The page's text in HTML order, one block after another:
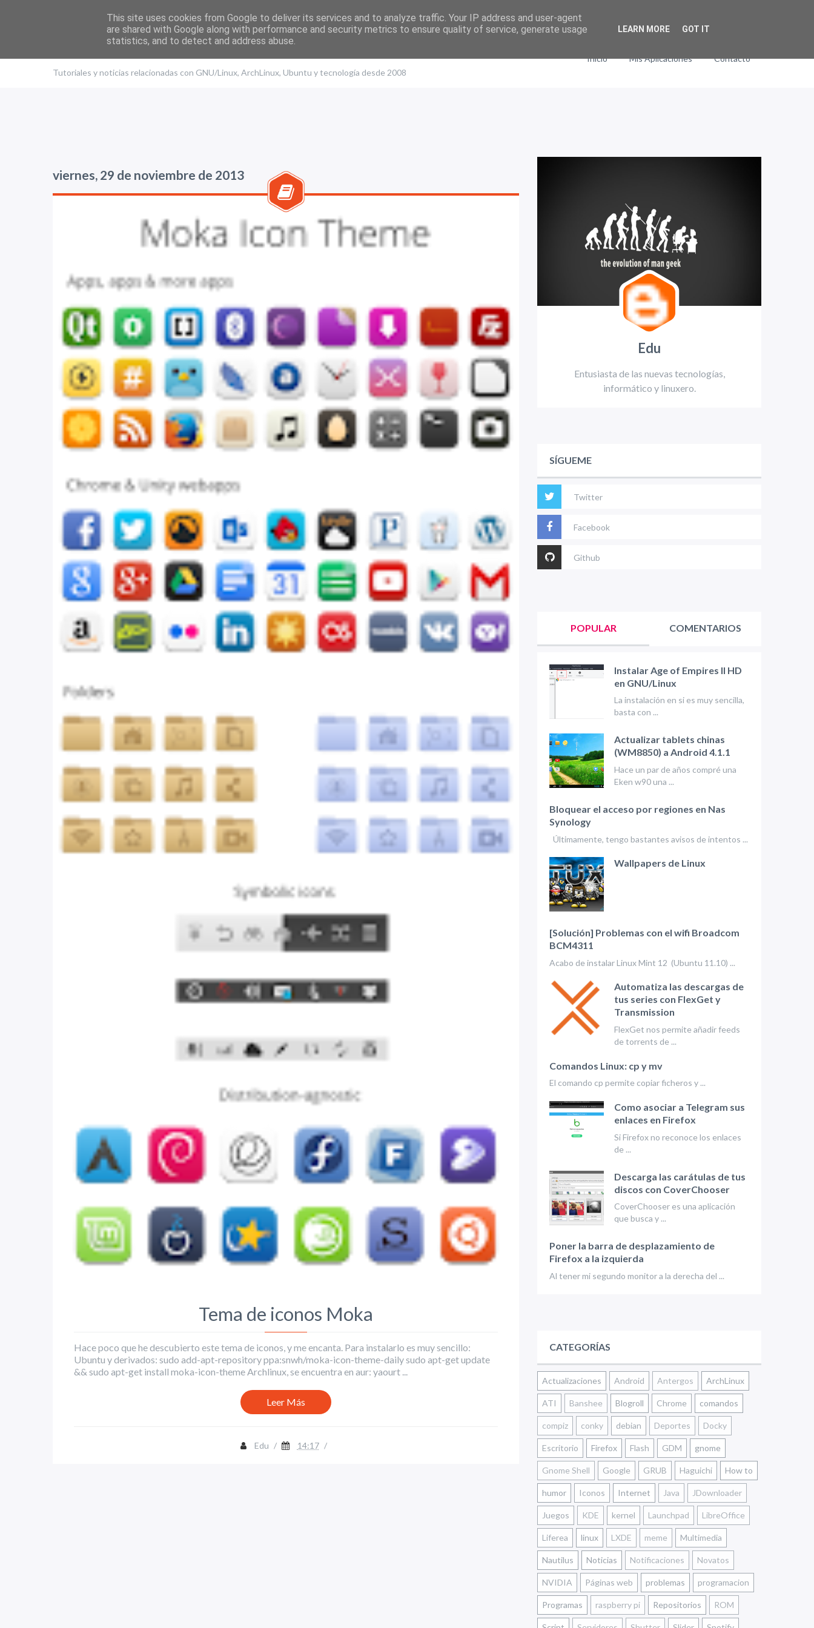
El blog de Edu
Tutoriales y noticias relacionadas con GNU/Linux, ArchLinux, Ubuntu y tecnología desde 2008
Inicio Mis Aplicaciones Contacto
viernes, 29 de noviembre de 2013
Tema de iconos Moka
Hace poco que he descubierto este tema de iconos, y me encanta. Para instalarlo es muy sencillo:
Ubuntu y derivados: sudo add-apt-repository ppa:snwh/moka-icon-theme-daily sudo apt-get update
&& sudo apt-get install moka-icon-theme Archlinux, se encuentra en aur: yaourt ...
Leer Más
Edu / 14:17 /
Edu
Entusiasta de las nuevas tecnologías,
informático y linuxero.
SÍGUEME
Twitter
Facebook
Github
POPULAR COMENTARIOS
Instalar Age of Empires II HD
en GNU/Linux
La instalación en si es muy sencilla,
basta con ...
Actualizar tablets chinas
(WM8850) a Android 4.1.1
Hace un par de años compré una
Eken w90 una ...
Bloquear el acceso por regiones en Nas
Synology
Últimamente, tengo bastantes avisos de intentos ...
Wallpapers de Linux
[Solución] Problemas con el wifi Broadcom
BCM4311
Acabo de instalar Linux Mint 12 (Ubuntu 11.10) ...
Automatiza las descargas de
tus series con FlexGet y
Transmission
FlexGet nos permite añadir feeds
de torrents de ...
Comandos Linux: cp y mv
El comando cp permite copiar ficheros y ...
Como asociar a Telegram sus
enlaces en Firefox
Si Firefox no reconoce los enlaces
de ...
Descarga las carátulas de tus
discos con CoverChooser
CoverChooser es una aplicación
que busca y ...
Poner la barra de desplazamiento de
Firefox a la izquierda
Al tener mi segundo monitor a la derecha del ...
CATEGORÍAS
Actualizaciones Android Antergos ArchLinux
ATI Banshee Blogroll Chrome comandos
compiz conky debian Deportes Docky
Escritorio Firefox Flash GDM gnome
Gnome Shell Google GRUB Haguichi How to
humor Iconos Internet Java JDownloader
Juegos KDE kernel Launchpad LibreOffice
Liferea linux LXDE meme Multimedia
Nautilus Noticias Notificaciones Novatos
NVIDIA Páginas web problemas programacion
Programas raspberry pi Repositorios ROM
This site uses cookies from Google to deliver its services and to analyze traffic. Your IP address and user-agent
are shared with Google along with performance and security metrics to ensure quality of service, generate usage
statistics, and to detect and address abuse.
LEARN MORE GOT IT